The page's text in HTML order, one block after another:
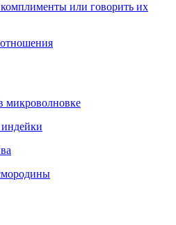
комплименты или говорить их
микроволновке